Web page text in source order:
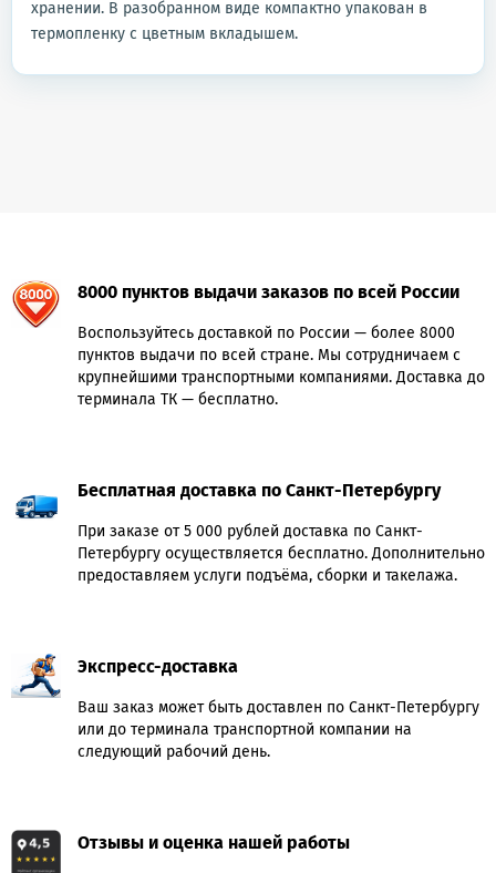
хранении. В разобранном виде компактно упакован в
термопленку с цветным вкладышем.
8000 пунктов выдачи заказов по всей России
Воспользуйтесь доставкой по России — более 8000
пунктов выдачи по всей стране. Мы сотрудничаем с
крупнейшими транспортными компаниями. Доставка до
терминала ТК — бесплатно.
Бесплатная доставка по Санкт-Петербургу
При заказе от 5 000 рублей доставка по Санкт-
Петербургу осуществляется бесплатно. Дополнительно
предоставляем услуги подъёма, сборки и такелажа.
Экспресс-доставка
Ваш заказ может быть доставлен по Санкт-Петербургу
или до терминала транспортной компании на
следующий рабочий день.
Отзывы и оценка нашей работы